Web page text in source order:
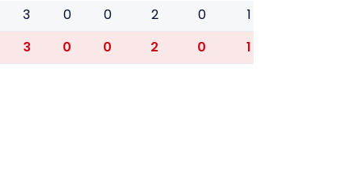
3 0 0 2 0 1
3 0 0 2 0 1